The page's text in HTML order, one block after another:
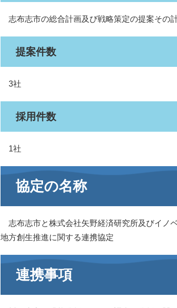
志布志市の総合計画及び戦略策定の提案その
提案件数
3社
採用件数
1社
協定の名称
志布志市と株式会社矢野経済研究所及びイノ
地方創生推進に関する連携協定
連携事項